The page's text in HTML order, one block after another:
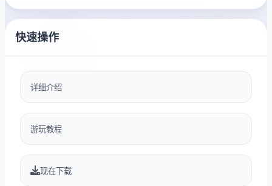
快速操作
详细介绍
游玩教程
现在下载